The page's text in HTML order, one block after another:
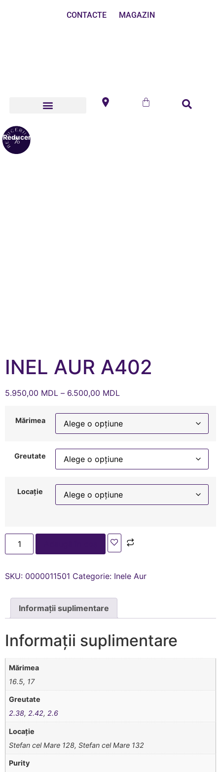
CONTACTE MAGAZIN
Reduceri!
INEL AUR A402
5.950,00 MDL – 6.500,00 MDL
Mărimea
Greutate
Locație
SKU: 0000011501 Categorie: Inele Aur
Informații suplimentare
Informații suplimentare
Mărimea
16.5, 17
Greutate
2.38, 2.42, 2.6
Locație
Stefan cel Mare 128, Stefan cel Mare 132
Purity